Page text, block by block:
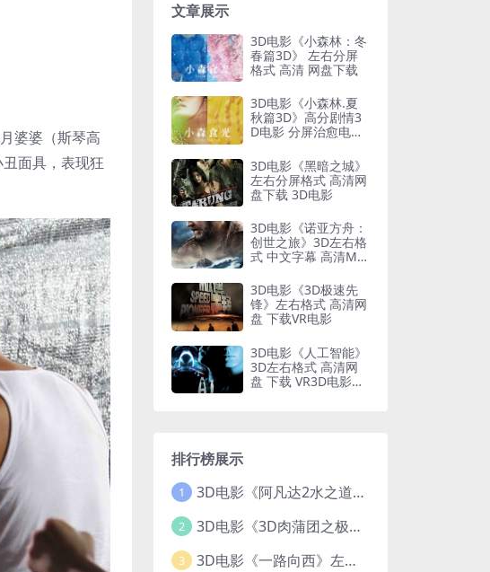
婆婆（斯琴高
面具，表现狂
文章展示
3D电影《小森林：冬
春篇3D》 左右分屏
格式 高清 网盘下载
3D电影《小森林.夏
秋篇3D》高分剧情3
D电影 分屏治愈电影
3D电影《黑暗之城》
左右分屏格式 高清网
盘下载 3D电影
3D电影《诺亚方舟：
创世之旅》3D左右格
式 中文字幕 高清MK
3D电影《3D极速先
锋》左右格式 高清网
盘 下载VR电影
3D电影《人工智能》
3D左右格式 高清网
盘 下载 VR3D电影左
排行榜展示
1 3D电影《阿凡达2水之道》3D左右格式 高清蓝光原盘 网盘下载 中文配音 4K3DVR电影
2 3D电影《3D肉蒲团之极乐宝鉴》下载 全球首部3D限制级电影 网盘下载
3 3D电影《一路向西》左右格式 3D版 高清 网盘 下载